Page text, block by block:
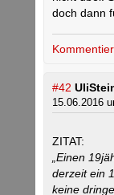
doch dann
#42
15.06.2016
ZITAT:
„Einen
derzeit ein
keine